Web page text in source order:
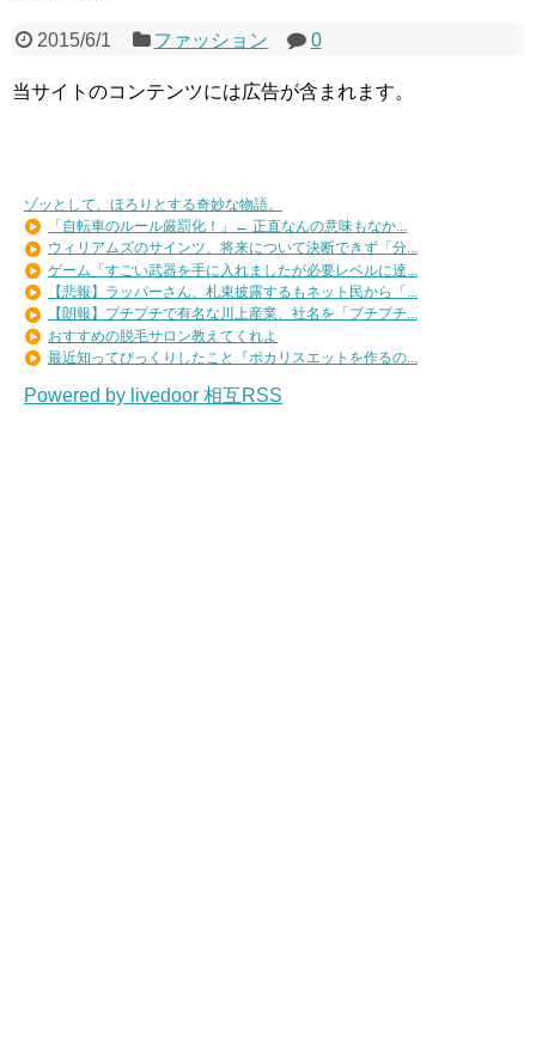
2015/6/1 ファッション 0
当サイトのコンテンツには広告が含まれます。
ゾッとして、ほろりとする奇妙な物語。
「自転車のルール厳罰化！」← 正直なんの意味もなか...
ウィリアムズのサインツ、将来について決断できず「分...
ゲーム「すごい武器を手に入れましたが必要レベルに達...
【悲報】ラッパーさん、札束披露するもネット民から「...
【朗報】プチプチで有名な川上産業、社名を「プチプチ...
おすすめの脱毛サロン教えてくれよ
最近知ってびっくりしたこと『ポカリスエットを作るの...
Powered by livedoor 相互RSS